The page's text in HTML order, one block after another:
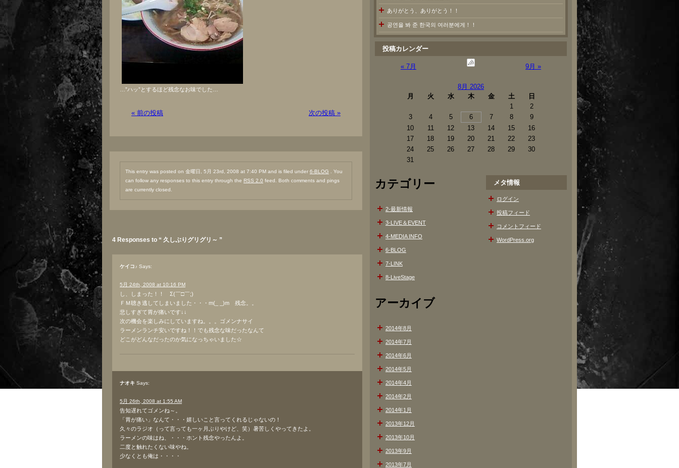
…”ハッ”とするほど残念なお味でした…
« 前の投稿 次の投稿 »
This entry was posted on 金曜日, 5月 23rd, 2008 at 7:40 PM and is filed under 6-BLOG . You
can follow any responses to this entry through the RSS 2.0 feed. Both comments and pings
are currently closed.
4 Responses to “ 久しぶりグリグリ～ ”
ケイコ♪ Says:
5月 24th, 2008 at 10:16 PM
し、しまった！！ Σ(￣□￣;)
ＦＭ聴き逃してしまいました・・・m(_ _)m 残念。。
悲しすぎて胃が痛いです↓↓
次の機会を楽しみにしていますね。。。ゴメンナサイ
ラーメンランチ安いですね！！でも残念な味だったなんて
どこがどんなだったのか気になっちゃいました☆
ナオキ Says:
5月 26th, 2008 at 1:55 AM
告知遅れてゴメンね～。
「胃が痛い」なんて・・・嬉しいこと言ってくれるじゃないの！
久々のラジオ（って言っても一ヶ月ぶりやけど、笑）暑苦しくやってきたよ。
ラーメンの味はね、・・・ホント残念やったんよ。
二度と触れたくない味やね。
少なくとも俺は・・・・
ありがとう、ありがとう！！
공연을 봐 준 한국의 여러분에게！！
投稿カレンダー
« 7月 9月 »
8月 2026
月
火 水 木 金 土
日
1
2
3
4 5 6 7 8
9
10
11 12 13 14 15
16
17
18 19 20 21 22
23
24
25 26 27 28 29
30
31
カテゴリー
2-最新情報
3-LIVE＆EVENT
4-MEDIA INFO
6-BLOG
7-LINK
8-LiveStage
アーカイブ
2014年8月
2014年7月
2014年6月
2014年5月
2014年4月
2014年2月
2014年1月
2013年12月
2013年10月
2013年9月
2013年7月
メタ情報
ログイン
投稿フィード
コメントフィード
WordPress.org